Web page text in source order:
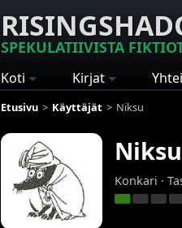
SPEKULATIIVISTA
Koti Kirjat
Etusivu Käyttäjät Niksu
Niksu
Konkari ·